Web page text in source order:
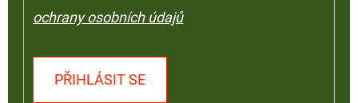
ochrany osobních údajů
PŘIHLÁSIT SE